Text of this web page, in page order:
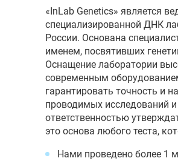
«InLab Genetics» является
специализированной ДНК
России. Основана
именем, посвятивших
Оснащение лаборатории
современным
гарантировать точность и
проводимых исследований и
ответственностью
это основа любого теста,
Нами проведено более 1